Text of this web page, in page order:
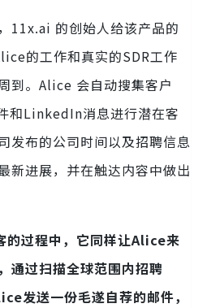
11x.ai 的创始人给该产品的
的工作和真实的SDR工作
到。Alice 会自动搜集客户
和LinkedIn消息进行潜在客
发布的公司时间以及招聘信息
新进展，并在触达内容中做出
过程中，它同样让Alice来
通过扫描全球范围内招聘
发送一份毛遂自荐的邮件，